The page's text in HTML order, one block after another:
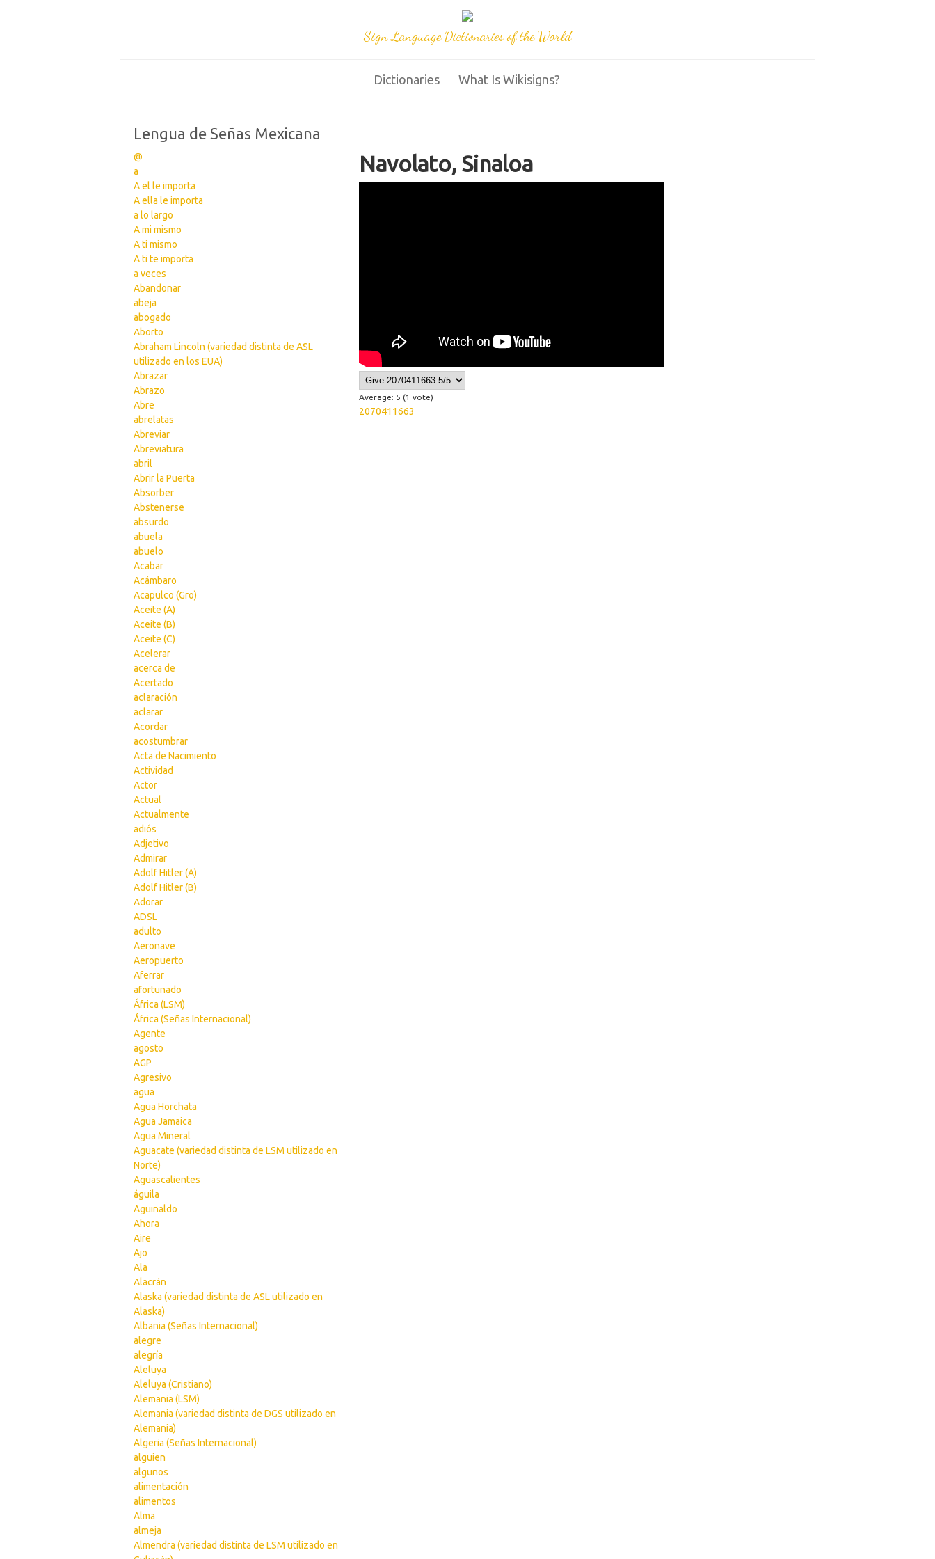
Sign Language Dictionaries of the World
Dictionaries What Is Wikisigns?
Lengua de Señas Mexicana
@
a
A el le importa
A ella le importa
a lo largo
A mi mismo
A ti mismo
A ti te importa
a veces
Abandonar
abeja
abogado
Aborto
Abraham Lincoln (variedad distinta de ASL
utilizado en los EUA)
Abrazar
Abrazo
Abre
abrelatas
Abreviar
Abreviatura
abril
Abrir la Puerta
Absorber
Abstenerse
absurdo
abuela
abuelo
Acabar
Acámbaro
Acapulco (Gro)
Aceite (A)
Aceite (B)
Aceite (C)
Acelerar
acerca de
Acertado
aclaración
aclarar
Acordar
acostumbrar
Acta de Nacimiento
Actividad
Actor
Actual
Actualmente
adiós
Adjetivo
Admirar
Adolf Hitler (A)
Adolf Hitler (B)
Adorar
ADSL
adulto
Aeronave
Aeropuerto
Aferrar
afortunado
África (LSM)
África (Señas Internacional)
Agente
agosto
AGP
Agresivo
agua
Agua Horchata
Agua Jamaica
Agua Mineral
Aguacate (variedad distinta de LSM utilizado en
Norte)
Aguascalientes
águila
Aguinaldo
Ahora
Aire
Ajo
Ala
Alacrán
Alaska (variedad distinta de ASL utilizado en
Alaska)
Albania (Señas Internacional)
alegre
alegría
Aleluya
Aleluya (Cristiano)
Alemania (LSM)
Alemania (variedad distinta de DGS utilizado en
Alemania)
Algeria (Señas Internacional)
alguien
algunos
alimentación
alimentos
Alma
almeja
Almendra (variedad distinta de LSM utilizado en
Navolato, Sinaloa
Average: 5 (1 vote)
2070411663